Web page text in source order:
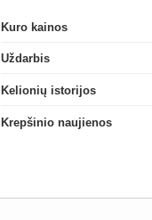
Kuro kainos
Uždarbis
Kelionių istorijos
Krepšinio naujienos